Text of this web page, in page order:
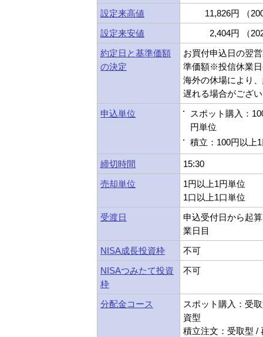
設定来高値
11,826円 （
設定来安値
2,404円 （
約定日と基準価額
の決定
お買付申込日の翌
準価額※投信休業
海外の休場により
遅れる場合がござ
申込単位
スポット購入：
円単位
積立：100円以上
締切時間
15:30
売却単位
1円以上1円単位
1口以上1口単位
受渡日
申込受付日から起
業日目
NISA成長投資枠
不可
NISAつみたて投資
枠
不可
分配金コース
スポット購入：受
資型
積立注文：受取型 /